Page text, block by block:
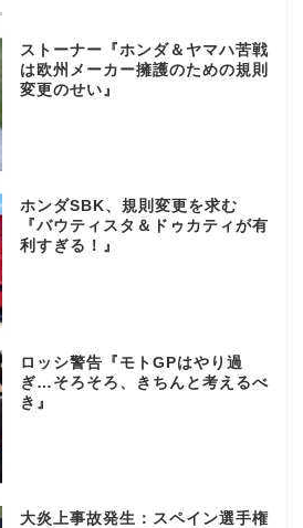
ストーナー『ホンダ＆ヤマハ苦戦
は欧州メーカー擁護のための規則
変更のせい』
ホンダSBK、規則変更を求む
『バウティスタ＆ドゥカティが有
利すぎる！』
ロッシ警告『モトGPはやり過
ぎ…そろそろ、きちんと考えるべ
き』
大炎上事故発生：スペイン選手権